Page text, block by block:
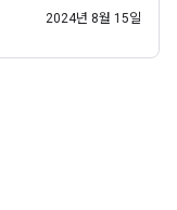
2024년 8월 15일